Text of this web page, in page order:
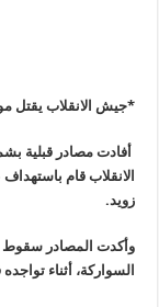
*جيش الانقلاب
أفادت مصادر قبلية
الانقلاب قام
زويد.
السواركة، أثناء